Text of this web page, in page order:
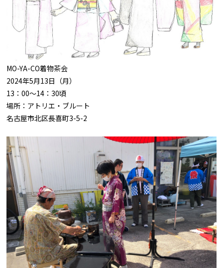
MO-YA-CO着物茶会
2024年5月13日（月）
13：00～14：30頃
場所：アトリエ・ブルート
名古屋市北区長喜町3-5-2